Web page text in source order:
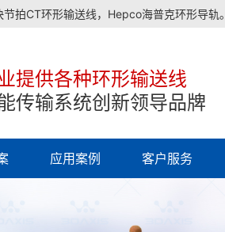
拍CT环形输送线，Hepco海普克环形导轨。
提供各种环形输送线
传输系统创新领导品牌
应用案例 客户服务